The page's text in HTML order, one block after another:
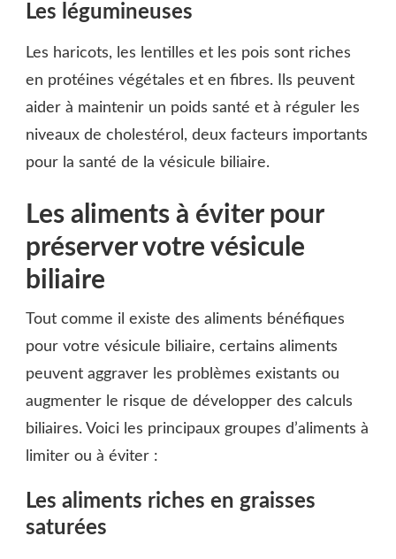
Les légumineuses
Les haricots, les lentilles et les pois sont riches
en protéines végétales et en fibres. Ils peuvent
aider à maintenir un poids santé et à réguler les
niveaux de cholestérol, deux facteurs importants
pour la santé de la vésicule biliaire.
Les aliments à éviter pour
préserver votre vésicule
biliaire
Tout comme il existe des aliments bénéfiques
pour votre vésicule biliaire, certains aliments
peuvent aggraver les problèmes existants ou
augmenter le risque de développer des calculs
biliaires. Voici les principaux groupes d’aliments à
limiter ou à éviter :
Les aliments riches en graisses
saturées